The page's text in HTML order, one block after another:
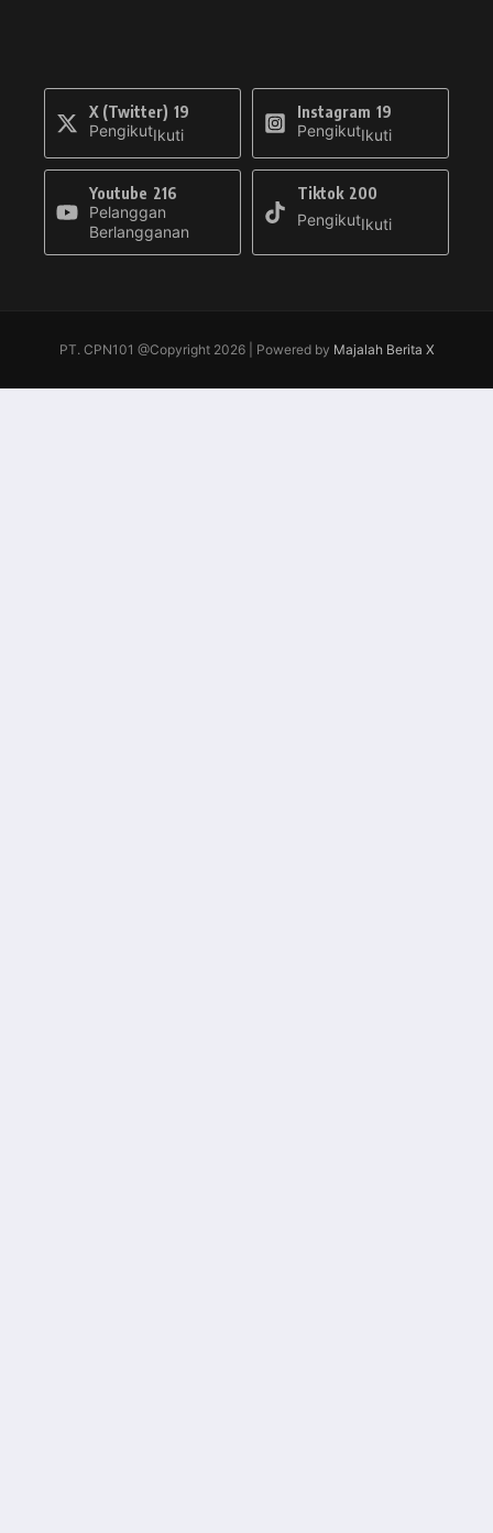
X (Twitter) 19
PengikutIkuti
Instagram 19
PengikutIkuti
Youtube 216
Pelanggan
Berlangganan
Tiktok 200
PengikutIkuti
PT. CPN101 @Copyright 2026 | Powered by Majalah Berita X